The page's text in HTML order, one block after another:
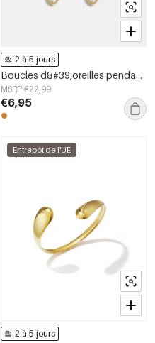
2 à 5 jours
Boucles d&#39;oreilles pendantes en acier inoxydable, chaîne élégante, collection luxueuse pour femmes, idéales pour les fêtes et les soirées.
MSRP €22,99
€6,95
Entrepôt de l'UE
2 à 5 jours